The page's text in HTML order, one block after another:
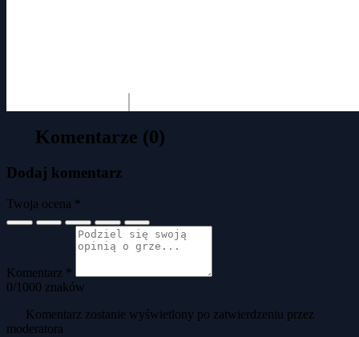
Komentarze (0)
Dodaj komentarz
Twoja ocena *
Komentarz *
0/1000 znaków
Komentarz zostanie wyświetlony po zatwierdzeniu przez
moderatora